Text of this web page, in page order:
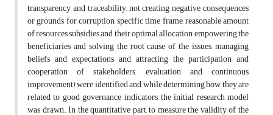
transparency and traceability, not creating negative consequences
or grounds for corruption, specific time frame, reasonable amount
of resources subsidies and their optimal allocation, empowering the
beneficiaries and solving the root cause of the issues, managing
beliefs and expectations and attracting the participation and
cooperation of stakeholders, evaluation and continuous
improvement) were identified and while determining how they are
related to good governance indicators, the initial research model
was drawn. In the quantitative part, to measure the validity of the